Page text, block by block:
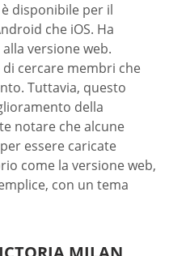
disponibile per il
che iOS. Ha
versione web.
cercare membri che
Tuttavia, questo
della
notare che alcune
essere caricate
come la versione web,
con un tema